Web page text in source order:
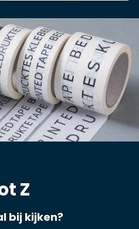
Z
bij kijken?